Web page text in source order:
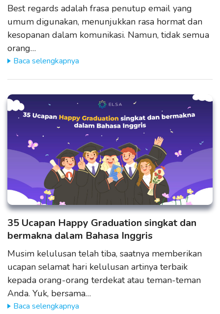
Best regards adalah frasa penutup email yang
umum digunakan, menunjukkan rasa hormat dan
kesopanan dalam komunikasi. Namun, tidak semua
orang…
Baca selengkapnya
35 Ucapan Happy Graduation singkat dan
bermakna dalam Bahasa Inggris
Musim kelulusan telah tiba, saatnya memberikan
ucapan selamat hari kelulusan artinya terbaik
kepada orang-orang terdekat atau teman-teman
Anda. Yuk, bersama…
Baca selengkapnya